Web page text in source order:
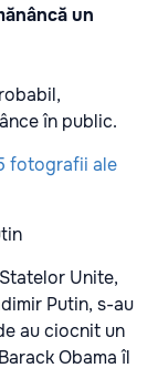
un
în public.
Unite,
Putin, s-au
au ciocnit un
Obama îl